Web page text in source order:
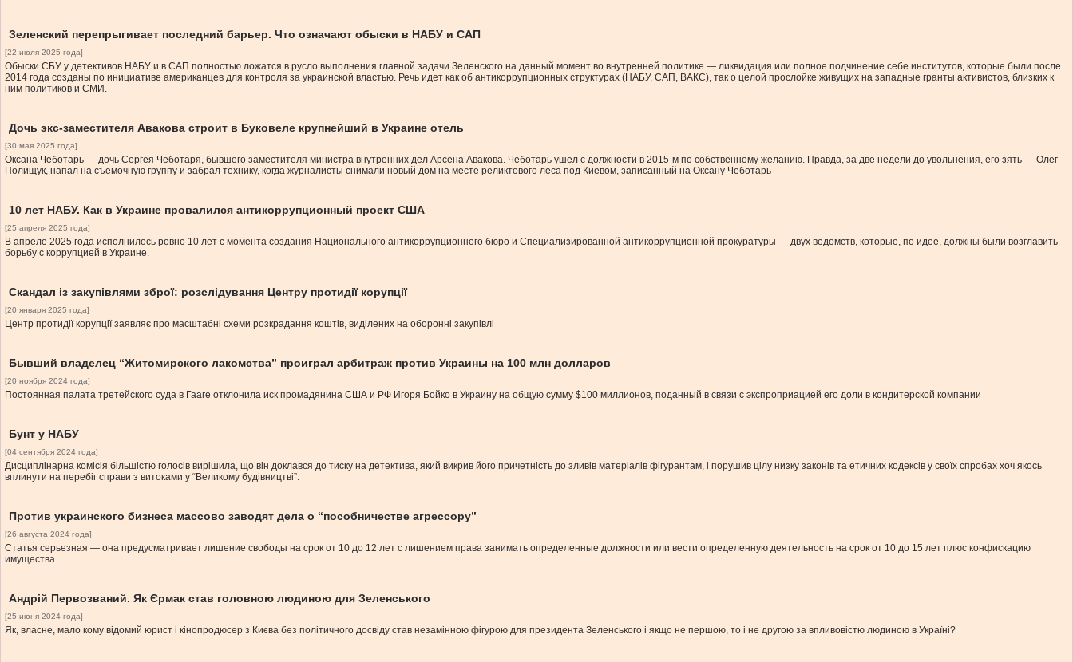
Зеленский перепрыгивает последний барьер. Что означают обыски в НАБУ и САП
[22 июля 2025 года]
Обыски СБУ у детективов НАБУ и в САП полностью ложатся в русло выполнения главной задачи Зеленского на данный момент во внутренней политике — ликвидация или полное подчинение себе институтов, которые были после
2014 года созданы по инициативе американцев для контроля за украинской властью. Речь идет как об антикоррупционных структурах (НАБУ, САП, ВАКС), так о целой прослойке живущих на западные гранты активистов, близких к
ним политиков и СМИ.
Дочь экс-заместителя Авакова строит в Буковеле крупнейший в Украине отель
[30 мая 2025 года]
Оксана Чеботарь — дочь Сергея Чеботаря, бывшего заместителя министра внутренних дел Арсена Авакова. Чеботарь ушел с должности в 2015-м по собственному желанию. Правда, за две недели до увольнения, его зять — Олег
Полищук, напал на съемочную группу и забрал технику, когда журналисты снимали новый дом на месте реликтового леса под Киевом, записанный на Оксану Чеботарь
10 лет НАБУ. Как в Украине провалился антикоррупционный проект США
[25 апреля 2025 года]
В апреле 2025 года исполнилось ровно 10 лет с момента создания Национального антикоррупционного бюро и Специализированной антикоррупционной прокуратуры — двух ведомств, которые, по идее, должны были возглавить
борьбу с коррупцией в Украине.
Скандал із закупівлями зброї: розслідування Центру протидії корупції
[20 января 2025 года]
Центр протидії корупції заявляє про масштабні схеми розкрадання коштів, виділених на оборонні закупівлі
Бывший владелец “Житомирского лакомства” проиграл арбитраж против Украины на 100 млн долларов
[20 ноября 2024 года]
Постоянная палата третейского суда в Гааге отклонила иск промадянина США и РФ Игоря Бойко в Украину на общую сумму $100 миллионов, поданный в связи с экспроприацией его доли в кондитерской компании
Бунт у НАБУ
[04 сентября 2024 года]
Дисциплінарна комісія більшістю голосів вирішила, що він доклався до тиску на детектива, який викрив його причетність до зливів матеріалів фігурантам, і порушив цілу низку законів та етичних кодексів у своїх спробах хоч якось
вплинути на перебіг справи з витоками у “Великому будівництві”.
Против украинского бизнеса массово заводят дела о “пособничестве агрессору”
[26 августа 2024 года]
Статья серьезная — она предусматривает лишение свободы на срок от 10 до 12 лет с лишением права занимать определенные должности или вести определенную деятельность на срок от 10 до 15 лет плюс конфискацию
имущества
Андрій Первозваний. Як Єрмак став головною людиною для Зеленського
[25 июня 2024 года]
Як, власне, мало кому відомий юрист і кінопродюсер з Києва без політичного досвіду став незамінною фігурою для президента Зеленського і якщо не першою, то і не другою за впливовістю людиною в Україні?